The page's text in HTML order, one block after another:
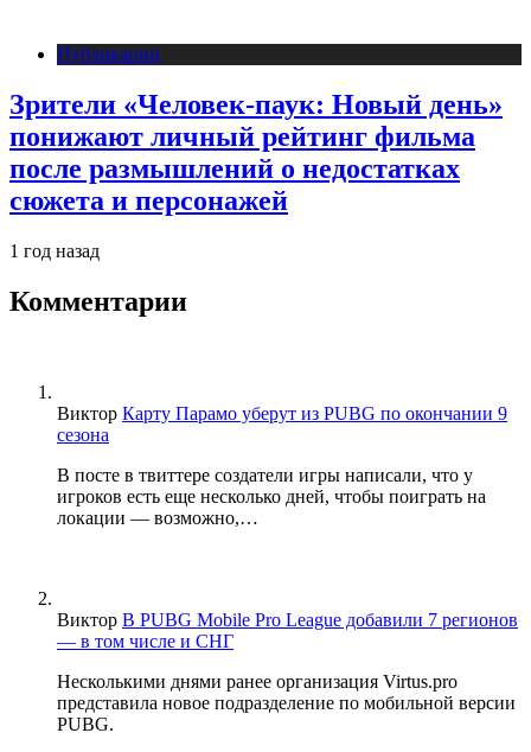
Публикации
Зрители «Человек-паук: Новый день»
понижают личный рейтинг фильма
после размышлений о недостатках
сюжета и персонажей
1 год назад
Комментарии
Виктор Карту Парамо уберут из PUBG по окончании 9
сезона
В посте в твиттере создатели игры написали, что у
игроков есть еще несколько дней, чтобы поиграть на
локации — возможно,…
Виктор В PUBG Mobile Pro League добавили 7 регионов
— в том числе и СНГ
Несколькими днями ранее организация Virtus.pro
представила новое подразделение по мобильной версии
PUBG.